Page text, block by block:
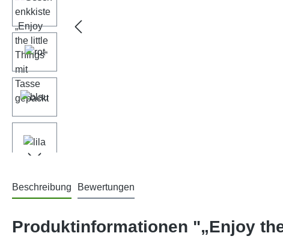
Beschreibung Bewertungen
Produktinformationen "„Enjoy